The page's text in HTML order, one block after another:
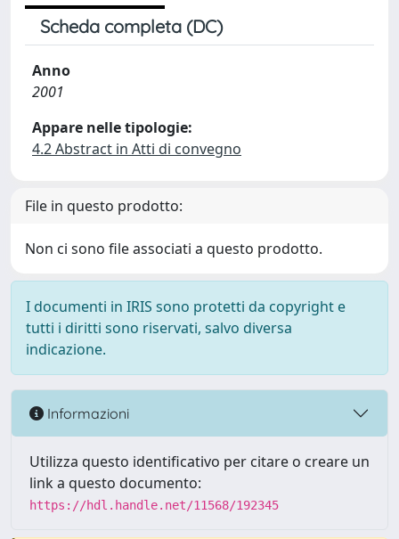
Scheda completa (DC)
Anno
2001
Appare nelle tipologie:
4.2 Abstract in Atti di convegno
File in questo prodotto:
Non ci sono file associati a questo prodotto.
I documenti in IRIS sono protetti da copyright e
tutti i diritti sono riservati, salvo diversa
indicazione.
Informazioni
Utilizza questo identificativo per citare o creare un
link a questo documento:
https://hdl.handle.net/11568/192345